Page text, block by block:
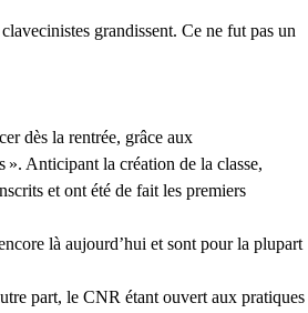
grandissent. Ce ne fut pas un
dès la rentrée, grâce aux
». Anticipant la création de la classe,
et ont été de fait les premiers
là aujourd’hui et sont pour la plupart
part, le CNR étant ouvert aux pratiques